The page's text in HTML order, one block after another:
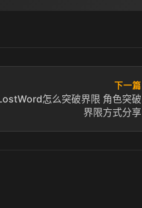
下一篇
怎么突破界限 角色突破
界限方式分享